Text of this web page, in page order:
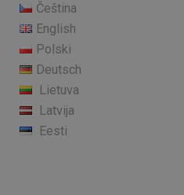
Čeština
English
Polski
Deutsch
Lietuva
Latvija
Eesti